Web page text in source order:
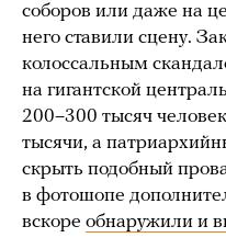
соборов или даже на
него ставили сцену.
колоссальным
на гигантской
200–300 тысяч
тысячи, а
скрыть подобный
в фотошопе
вскоре обнаружили и